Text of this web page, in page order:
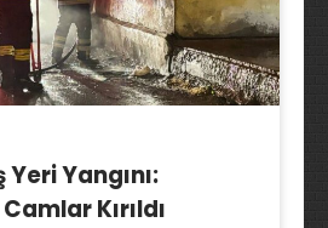
Yeri Yangını:
Kırıldı